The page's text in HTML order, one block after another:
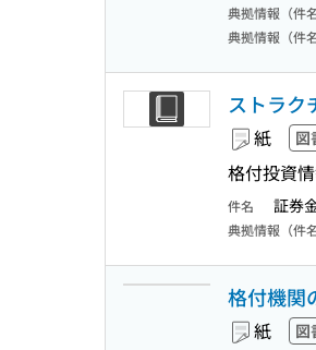
典拠情報（件
典拠情報（件
ストラク
紙 図
格付投資
件名 証券
典拠情報（件
格付機関
紙 図